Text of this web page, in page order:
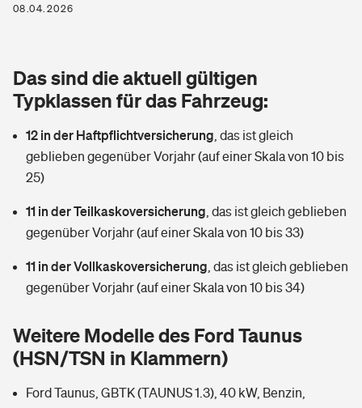
Zur Übersicht
Tools
Wer versichert was: Jetzt Versicherer finden
Sie haben Fragen?
Glasversicherung
Mietkautionsversicherung
Restkreditversicherung
Hochwasser-Check: Wie gefährdet ist Ihr Haus?
Wer versichert was: Jetzt Versicherer finden
Kinderunfall­ver­si­che­rung
Kinderinvalidität
Hundehalter-Haftpflicht
Private Cyberversicherung
Musikinstrumentenversicherung
Private Krankenversicherung
Dread-Disease-Versicherung
Tierkrankenversicherung
Zur Übersicht
Tools
Wer versichert was: Jetzt Versicherer finden
Sie haben Fragen?
Rentenrechner: Wie viel Geld bekomme ich im Alter?
08.04.2026
Das sind die aktuell gültigen
Typklassen für das Fahrzeug:
12 in der Haftpflichtversicherung das ist gleich
geblieben gegenüber Vorjahr (auf einer Skala von 10 bis
25)
11 in der Teilkaskoversicherung das ist gleich geblieben
gegenüber Vorjahr (auf einer Skala von 10 bis 33)
11 in der Vollkaskoversicherung das ist gleich geblieben
gegenüber Vorjahr (auf einer Skala von 10 bis 34)
Weitere Modelle des Ford Taunus
(HSN/TSN in Klammern)
Ford Taunus, GBTK (TAUNUS 1.3), 40 kW, Benzin,